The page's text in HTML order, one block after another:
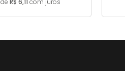
de R$ 6,11 com juros